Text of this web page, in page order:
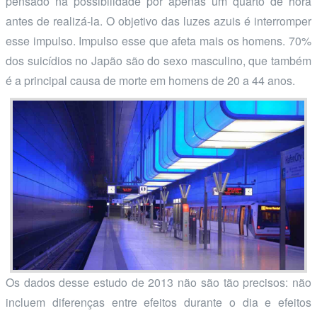
antes de realizá-la. O objetivo das luzes azuis é interromper
esse impulso. Impulso esse que afeta mais os homens. 70%
dos suicídios no Japão são do sexo masculino, que também
é a principal causa de morte em homens de 20 a 44 anos.
Os dados desse estudo de 2013 não são tão precisos: não
incluem diferenças entre efeitos durante o dia e efeitos